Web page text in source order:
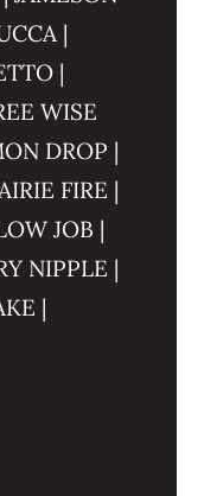
|
|
WISE
DROP |
FIRE |
JOB |
NIPPLE |
|